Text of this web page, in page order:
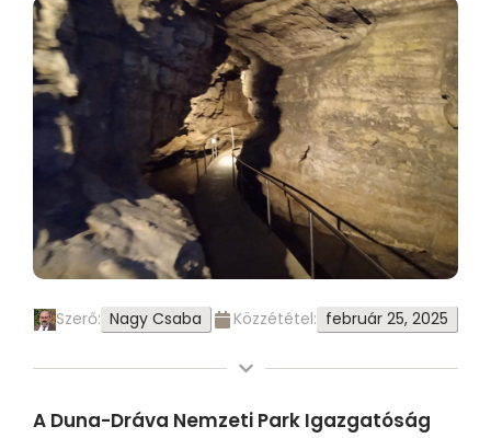
Szerő: Nagy Csaba Közzététel: február 25, 2025
A Duna-Dráva Nemzeti Park Igazgatóság